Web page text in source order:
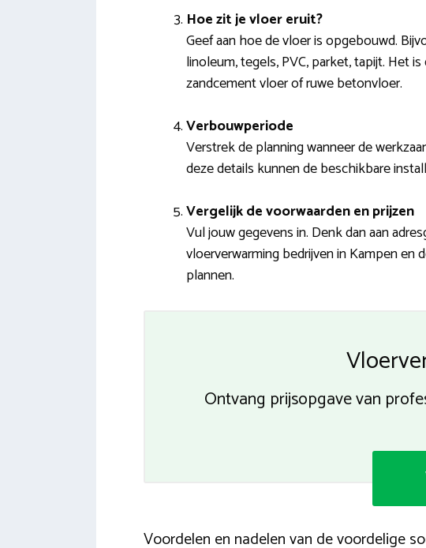
Hoe zit je vloer eruit?
Geef aan hoe de vloer is opgebouwd.
linoleum, tegels, PVC, parket, tapijt. Het
zandcement vloer of ruwe betonvloer.
Verbouwperiode
Verstrek de planning wanneer de
deze details kunnen de beschikbare
Vergelijk de voorwaarden en prijzen
Vul jouw gegevens in. Denk dan aan
vloerverwarming bedrijven in Kampen en
plannen.
Ontvang prijsopgave van
Voordelen en nadelen van de voordelige